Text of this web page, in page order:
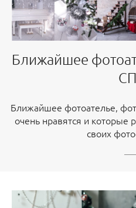
Ближайшее
Ближайшее фотоателье,
очень нравятся и
своих